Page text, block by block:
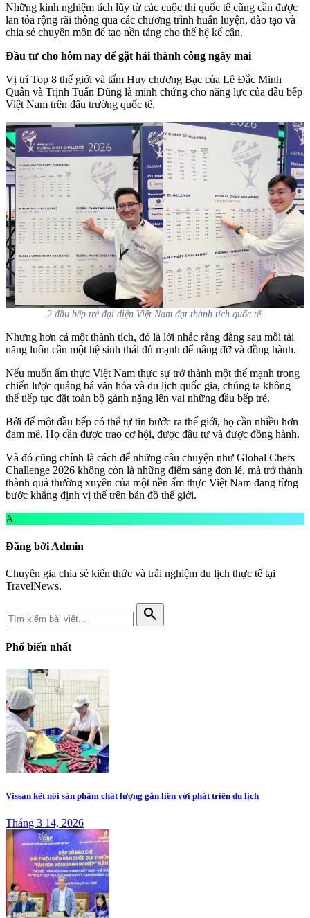
Những kinh nghiệm tích lũy từ các cuộc thi quốc tế cũng cần được
lan tỏa rộng rãi thông qua các chương trình huấn luyện, đào tạo và
chia sẻ chuyên môn để tạo nền tảng cho thế hệ kế cận.
Đầu tư cho hôm nay để gặt hái thành công ngày mai
Vị trí Top 8 thế giới và tấm Huy chương Bạc của Lê Đắc Minh
Quân và Trịnh Tuấn Dũng là minh chứng cho năng lực của đầu bếp
Việt Nam trên đấu trường quốc tế.
2 đầu bếp trẻ đại diện Việt Nam đạt thành tích quốc tế.
Nhưng hơn cả một thành tích, đó là lời nhắc rằng đằng sau mỗi tài
năng luôn cần một hệ sinh thái đủ mạnh để nâng đỡ và đồng hành.
Nếu muốn ẩm thực Việt Nam thực sự trở thành một thế mạnh trong
chiến lược quảng bá văn hóa và du lịch quốc gia, chúng ta không
thể tiếp tục đặt toàn bộ gánh nặng lên vai những đầu bếp trẻ.
Bởi để một đầu bếp có thể tự tin bước ra thế giới, họ cần nhiều hơn
đam mê. Họ cần được trao cơ hội, được đầu tư và được đồng hành.
Và đó cũng chính là cách để những câu chuyện như Global Chefs
Challenge 2026 không còn là những điểm sáng đơn lẻ, mà trở thành
thành quả thường xuyên của một nền ẩm thực Việt Nam đang từng
bước khẳng định vị thế trên bản đồ thế giới.
A
Đăng bởi Admin
Chuyên gia chia sẻ kiến thức và trải nghiệm du lịch thực tế tại
TravelNews.
search
Phổ biến nhất
Vissan kết nối sản phẩm chất lượng gắn liền với phát triển du lịch
Tháng 3 14, 2026